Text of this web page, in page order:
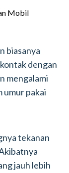
biasanya
dengan
mengalami
umur pakai
tekanan
jauh lebih